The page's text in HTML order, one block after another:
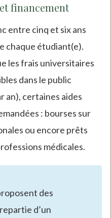
financement
entre cinq et six ans
chaque étudiant(e).
les frais universitaires
dans le public
an), certaines aides
: bourses sur
ou encore prêts
médicales.
des
d’un